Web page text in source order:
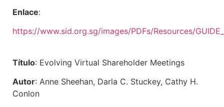
Enlace:
https://www.sid.org.sg/images/PDFs/Resources/
Título: Evolving Virtual Shareholder Meetings
Autor: Anne Sheehan, Darla C. Stuckey, Cathy H.
Conlon